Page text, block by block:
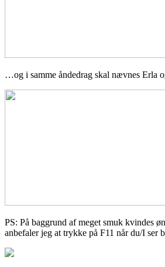
…og i samme åndedrag skal nævnes Erla
PS: På baggrund af meget smuk kvindes
anbefaler jeg at trykke på F11 når du/I ser